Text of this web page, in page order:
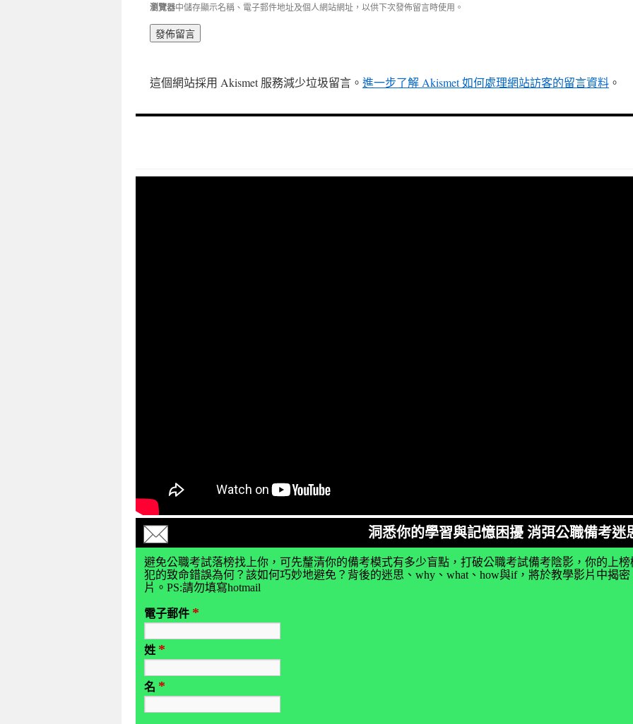
瀏覽器中儲存顯示名稱、電子郵件地址及個人網站網址，以供下次發佈留言時使用。
這個網站採用 Akismet 服務減少垃圾留言。 進一步了解 Akismet 如何處理網站訪客的留言資料 。
洞悉你的學習與記憶困擾 消弭公職備考迷
避免公職考試落榜找上你，可先釐清你的備考模式有多少盲點，打破公職考試備考陰影，你的上
犯的致命錯誤為何？該如何巧妙地避免？背後的迷思、why、what、how與if，將於教學影片中揭
片。PS:請勿填寫hotmail
電子郵件 *
姓 *
名 *